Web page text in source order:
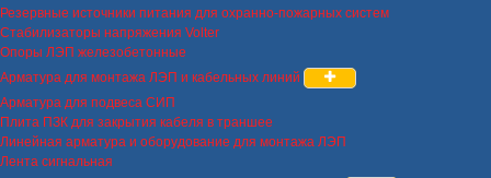
Резервные источники питания для охранно-пожарных систем
Стабилизаторы напряжения Volter
Опоры ЛЭП железобетонные
Арматура для монтажа ЛЭП и кабельных линий
Арматура для подвеса СИП
Плита ПЗК для закрытия кабеля в траншее
Линейная арматура и оборудование для монтажа ЛЭП
Лента сигнальная